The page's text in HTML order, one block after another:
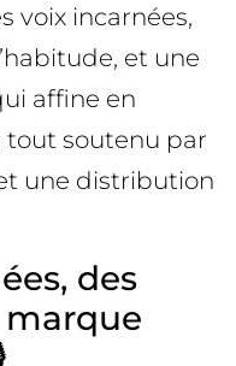
voix incarnées,
et une
affine en
tout soutenu par
une distribution
des